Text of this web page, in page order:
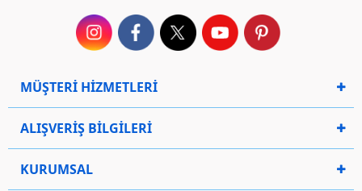
MÜŞTERİ HİZMETLERİ
ALIŞVERİŞ BİLGİLERİ
KURUMSAL